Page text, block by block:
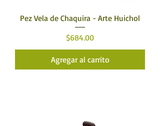
Pez Vela de Chaquira - Arte Huichol
Precio
$684.00
Agregar al carrito